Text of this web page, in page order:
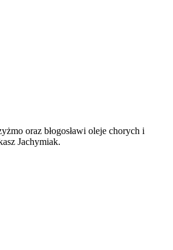
oraz błogosławi oleje chorych i
Jachymiak.